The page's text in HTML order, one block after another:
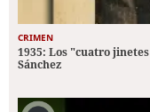
CRIMEN
1935: Los "cuatro
Sánchez